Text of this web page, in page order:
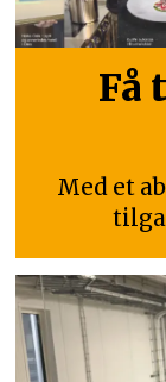
Få
Med et